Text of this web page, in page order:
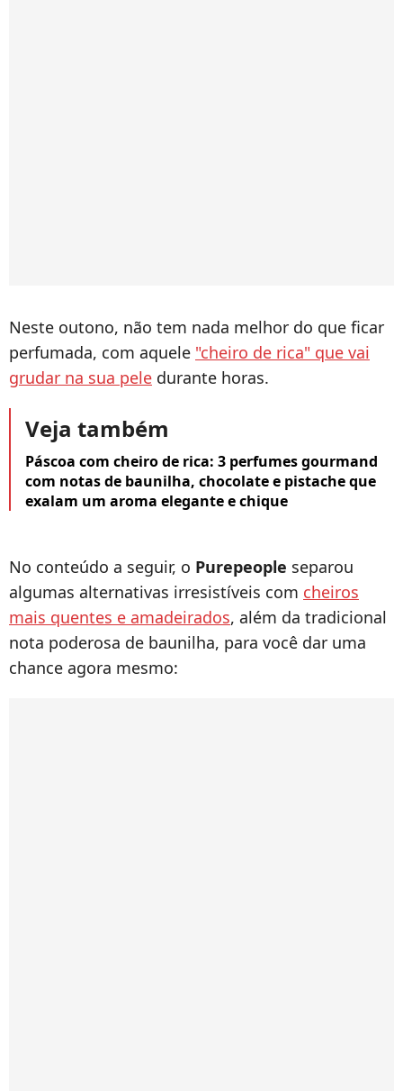
Neste outono, não tem nada melhor do que ficar
perfumada, com aquele "cheiro de rica" que vai
grudar na sua pele durante horas.
Veja também
Páscoa com cheiro de rica: 3 perfumes gourmand
com notas de baunilha, chocolate e pistache que
exalam um aroma elegante e chique
No conteúdo a seguir, o Purepeople separou
algumas alternativas irresistíveis com cheiros
mais quentes e amadeirados, além da tradicional
nota poderosa de baunilha, para você dar uma
chance agora mesmo: